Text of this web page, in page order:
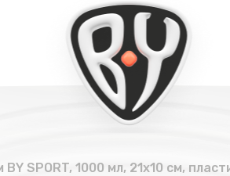
SPORT, 1000 мл, 21х10 см,